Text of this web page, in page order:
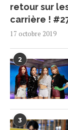
retour sur
carrière !
17 octobre 2019
2
3